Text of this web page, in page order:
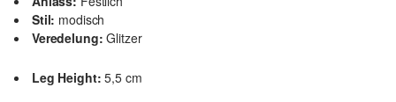
Stil: modisch
Veredelung: Glitzer
Leg Height: 5,5 cm